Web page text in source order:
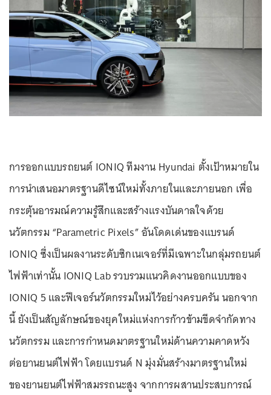
การออกแบบรถยนต์ IONIQ ทีมงาน Hyundai ตั้งเป้าหมายใน
การนำเสนอมาตรฐานดีไซน์ใหม่ทั้งภายในและภายนอก เพื่อ
กระตุ้นอารมณ์ความรู้สึกและสร้างแรงบันดาลใจด้วย
นวัตกรรม “Parametric Pixels” อันโดดเด่นของแบรนด์
IONIQ ซึ่งเป็นผลงานระดับซิกเนเจอร์ที่มีเฉพาะในกลุ่มรถยนต์
ไฟฟ้าเท่านั้น IONIQ Lab รวบรวมแนวคิดงานออกแบบของ
IONIQ 5 และฟีเจอร์นวัตกรรมใหม่ไว้อย่างครบครัน นอกจาก
นี้ ยังเป็นสัญลักษณ์ของยุคใหม่แห่งการก้าวข้ามขีดจำกัดทาง
นวัตกรรม และการกำหนดมาตรฐานใหม่ด้านความคาดหวัง
ต่อยานยนต์ไฟฟ้า โดยแบรนด์ N มุ่งมั่นสร้างมาตรฐานใหม่
ของยานยนต์ไฟฟ้าสมรรถนะสูง จากการผสานประสบการณ์